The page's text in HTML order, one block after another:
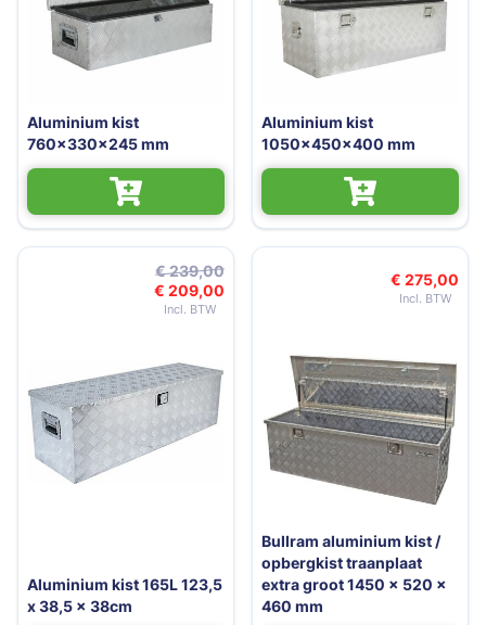
Aluminium kist
760x330x245 mm
Aluminium kist
1050x450x400 mm
€ 239,00
Speciale prijs
€ 209,00
Aluminium kist 165L 123,5
x 38,5 x 38cm
€ 275,00
Bullram aluminium kist /
opbergkist traanplaat
extra groot 1450 x 520 x
460 mm